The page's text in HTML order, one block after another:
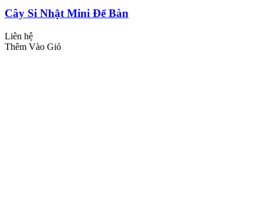
Cây Si Nhật Mini Để Bàn
Liên hệ
Thêm Vào Giỏ